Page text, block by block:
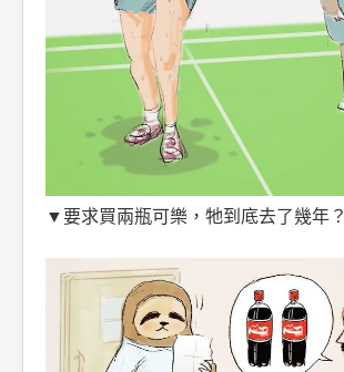
▼要求買兩瓶可樂，牠到底去了幾年？